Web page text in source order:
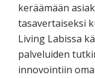
keräämään
tasavertaiseksi
Living Labissa
palveluiden
innovointiin